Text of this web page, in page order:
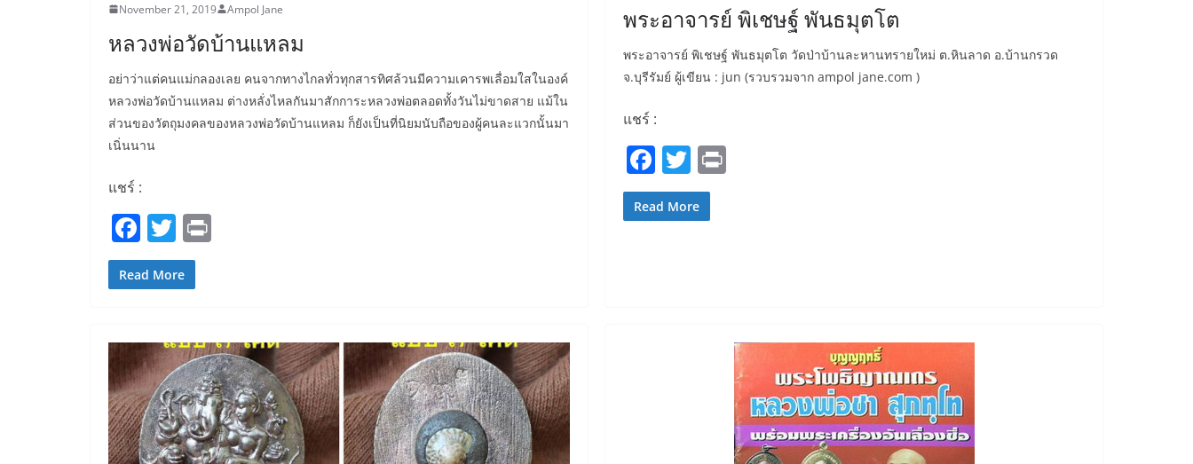
November 21, 2019 Ampol Jane
หลวงพ่อวัดบ้านแหลม
อย่าว่าแต่คนแม่กลองเลย คนจากทางไกลทั่วทุกสารทิศล้วนมีความเคารพเลื่อมใสในองค์
หลวงพ่อวัดบ้านแหลม ต่างหลั่งไหลกันมาสักการะหลวงพ่อตลอดทั้งวันไม่ขาดสาย แม้ใน
ส่วนของวัตถุมงคลของหลวงพ่อวัดบ้านแหลม ก็ยังเป็นที่นิยมนับถือของผู้คนละแวกนั้นมา
เนิ่นนาน
แชร์ :
F
a
c
b
o
o
k
T
w
itt
Read More
พระอาจารย์ พิเชษฐ์ พันธมุตโต
พระอาจารย์ พิเชษฐ์ พันธมุตโต วัดป่าบ้านละหานทรายใหม่ ต.หินลาด อ.บ้านกรวด
จ.บุรีรัมย์ ผู้เขียน : jun (รวบรวมจาก ampol jane.com )
แชร์ :
F
a
c
T
w
itt
Read More